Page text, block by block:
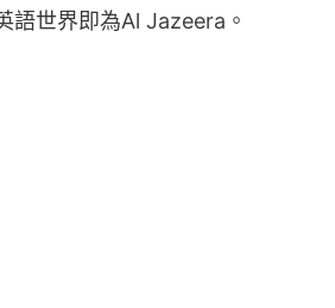
語世界即為Al Jazeera。